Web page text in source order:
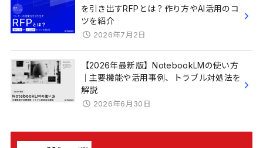
を引き出すRFPとは？作り方やAI活用のコ
ツを紹介
2026年7月2日
【2026年最新版】NotebookLMの使い方
｜主要機能や活用事例、トラブル対処法を
解説
2026年6月30日